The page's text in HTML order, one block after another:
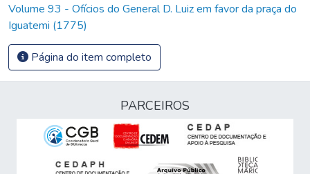
Volume 93 - Ofícios do General D. Luiz em favor da praça do
Iguatemi (1775)
Página do item completo
PARCEIROS